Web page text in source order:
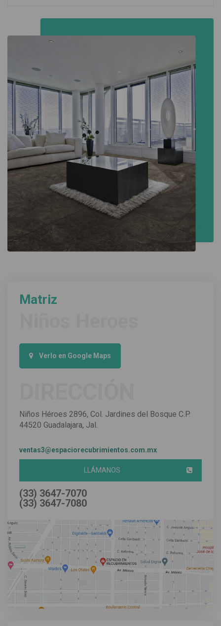
Matriz
Verlo en Google Maps
Niños Héroes 2896, Col. Jardines del Bosque C.P.
44520 Guadalajara, Jal.
ventas3@espaciorecubrimientos.com.mx
LLÁMANOS
(33) 3647-7070
(33) 3647-7080